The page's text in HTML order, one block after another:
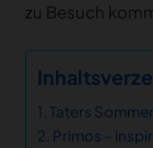
zu Besuch
Taters
Primos –